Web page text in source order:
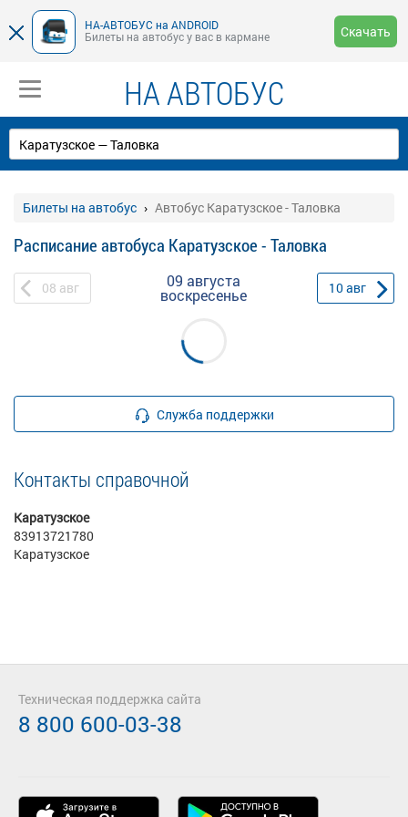
НА-АВТОБУС на ANDROID
Билеты на автобус у вас в кармане
Скачать
НА АВТОБУС
Билеты на автобус Автобус Каратузское - Таловка
Расписание автобуса Каратузское - Таловка
08 авг 09 августа
воскресенье 10авг
Служба поддержки
Контакты справочной
Каратузское
83913721780
Каратузское
Техническая поддержка сайта
8 800 600-03-38